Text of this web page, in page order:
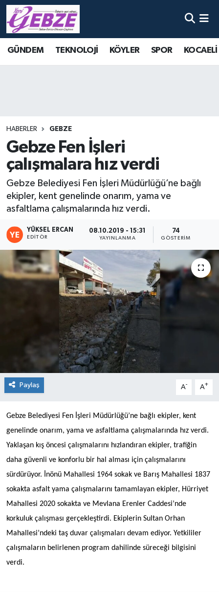
GÜNDEM TEKNOLOJİ KÖYLER SPOR
HABERLER GEBZE
Gebze Fen İşleri
çalışmalara hız verdi
Gebze Belediyesi Fen İşleri Müdürlüğü’ne bağlı
ekipler, kent genelinde onarım, yama ve
asfaltlama çalışmalarında hız verdi.
YÜKSEL ERCAN
EDITÖR
08.10.2019 - 15:31
YAYINLANMA
74
GÖSTERIM
Paylaş A- A+
Gebze Belediyesi Fen İşleri Müdürlüğü’ne bağlı ekipler, kent
genelinde onarım, yama ve asfaltlama çalışmalarında hız verdi.
Yaklaşan kış öncesi çalışmalarını hızlandıran ekipler, trafiğin
daha güvenli ve konforlu bir hal alması için çalışmalarını
sürdürüyor. İnönü Mahallesi 1964 sokak ve Barış Mahallesi 1837
sokakta asfalt yama çalışmalarını tamamlayan ekipler, Hürriyet
Mahallesi 2020 sokakta ve Mevlana Erenler Caddesi’nde
korkuluk çalışması gerçekleştirdi. Ekiplerin Sultan Orhan
Mahallesi’ndeki taş duvar çalışmaları devam ediyor. Yetkililer
çalışmaların belirlenen program dahilinde süreceği bilgisini
verdi.
Nöbetçi Eczaneler
Süper Lig Puan Durumu ve Fikstür
Tüm Manşetler
Son Dakika Haberleri
Haber Arşivi